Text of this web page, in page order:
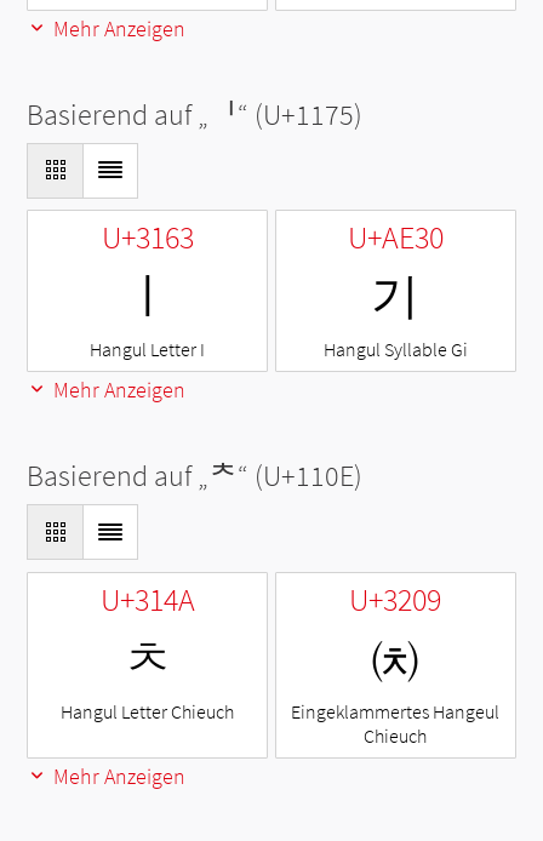
Mehr Anzeigen
Basierend auf „ ᅵ“ (U+1175)
U+3163
ㅣ
Hangul Letter I
U+AE30
기
Hangul Syllable Gi
Mehr Anzeigen
Basierend auf „ᄎ“ (U+110E)
U+314A
ㅊ
Hangul Letter Chieuch
U+3209
㈉
Eingeklammertes Hangeul
Chieuch
Mehr Anzeigen